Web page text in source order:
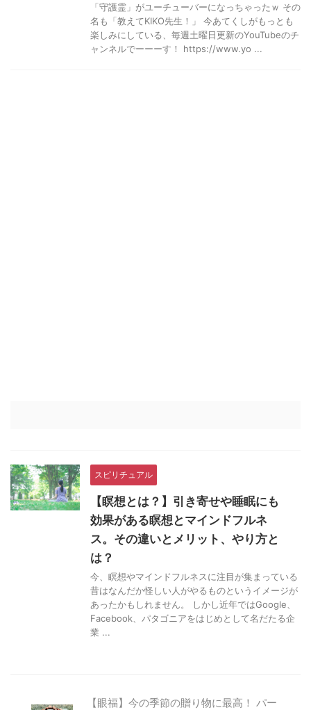
「守護霊」がユーチューバーになっちゃったｗ その
名も「教えてKIKO先生！」 今あてくしがもっとも
楽しみにしている、毎週土曜日更新のYouTubeのチ
ャンネルでーーーす！ https://www.yo ...
スピリチュアル
【瞑想とは？】引き寄せや睡眠にも
効果がある瞑想とマインドフルネ
ス。その違いとメリット、やり方と
は？
今、瞑想やマインドフルネスに注目が集まっている
昔はなんだか怪しい人がやるものというイメージが
あったかもしれません。 しかし近年ではGoogle、
Facebook、パタゴニアをはじめとして名だたる企
業 ...
【眼福】今の季節の贈り物に最高！ パー